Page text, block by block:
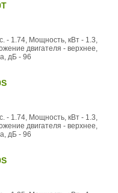
- 1.74, Мощность, кВт - 1.3,
двигателя - верхнее,
дБ - 96
- 1.74, Мощность, кВт - 1.3,
двигателя - верхнее,
дБ - 96